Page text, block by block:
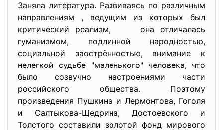
Заняла литература. Развиваясь по различным
направлениям , ведущим из которых был
критический реализм, она отличалась
гуманизмом, подлинной народностью,
социальной заострённостью, внимание к
нелегкой судьбе "маленького" человека, что
было созвучно настроениями части
российского общества. Поэтому
произведения Пушкина и Лермонтова, Гоголя
и Салтыкова-Щедрина, Достоевского и
Толстого составили золотой фонд мирового